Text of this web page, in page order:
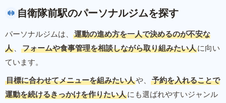
自衛隊前駅のパーソナルジムを探す
パーソナルジムは、
運動の進め方を一人で決めるのが不安な
人 、 フォームや食事管理を相談しながら取り組みたい人に向い
ています。
目標に合わせてメニューを組みたい人や、
予約を入れることで
運動を続けるきっかけを作りたい人にも選ばれやすいジャンル